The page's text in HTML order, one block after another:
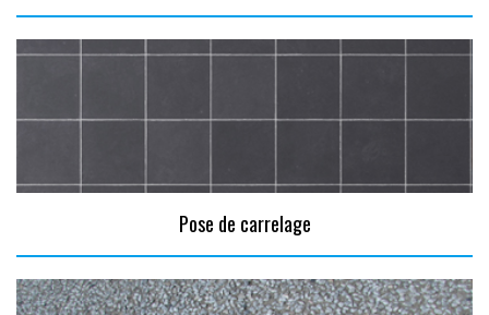
Pose de carrelage